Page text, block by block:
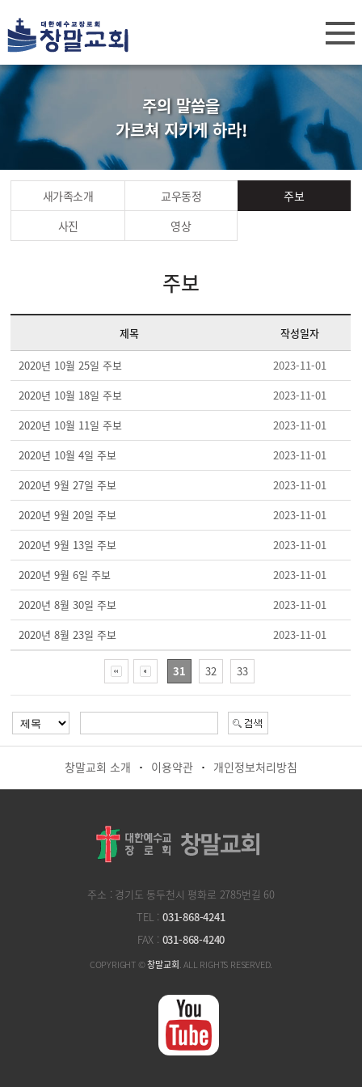
주의 말씀을
가르쳐 지키게 하라!
새가족소개 교우동정
주보
사진
영상
주보
제목 작성일자
2020년 10월 25일 주보
2023-11-01
2020년 10월 18일 주보
2023-11-01
2020년 10월 11일 주보
2023-11-01
2020년 10월 4일 주보
2023-11-01
2020년 9월 27일 주보
2023-11-01
2020년 9월 20일 주보
2023-11-01
2020년 9월 13일 주보
2023-11-01
2020년 9월 6일 주보
2023-11-01
2020년 8월 30일 주보
2023-11-01
2020년 8월 23일 주보
2023-11-01
31 32 33
창말교회 소개 · 이용약관 · 개인정보처리방침
주소 : 경기도 동두천시 평화로 2785번길 60
TEL :031-868-4241
FAX : 031-868-4240
COPYRIGHT ©창말교회. ALL RIGHTS RESERVED.